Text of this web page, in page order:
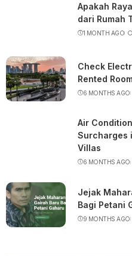
Apakah
dari Rumah
1 MONTH AGO
Check
Rented
6 MONTHS AGO
Air
Surcharges
Villas
6 MONTHS AGO
Jejak
Bagi Petani
9 MONTHS AGO